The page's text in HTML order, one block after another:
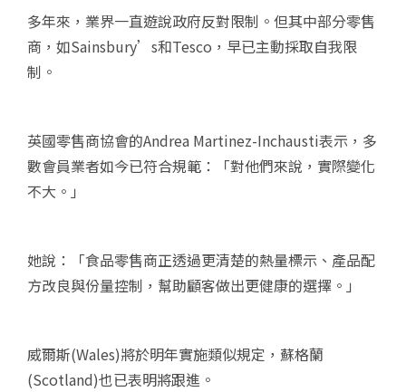
多年來，業界一直遊說政府反對限制。但其中部分零售
商，如Sainsbury’s和Tesco，早已主動採取自我限
制。
英國零售商協會的Andrea Martinez-Inchausti表示，多
數會員業者如今已符合規範：「對他們來說，實際變化
不大。」
她說：「食品零售商正透過更清楚的熱量標示、產品配
方改良與份量控制，幫助顧客做出更健康的選擇。」
威爾斯(Wales)將於明年實施類似規定，蘇格蘭
(Scotland)也已表明將跟進。